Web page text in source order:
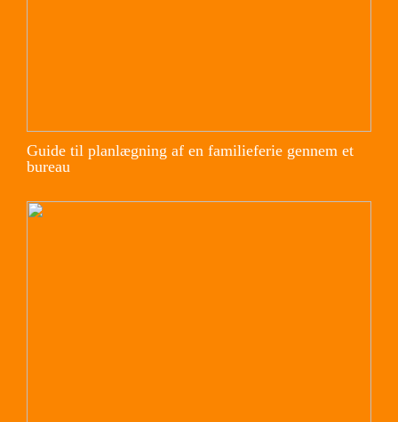
Guide til planlægning af en familieferie gennem et
bureau